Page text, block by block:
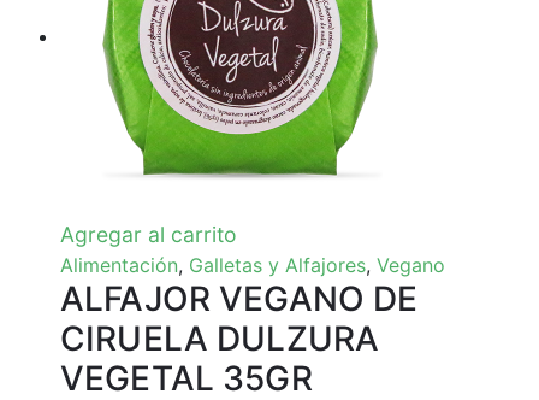
Agregar al carrito
Alimentación, Galletas y Alfajores, Vegano
ALFAJOR VEGANO DE
CIRUELA DULZURA
VEGETAL 35GR